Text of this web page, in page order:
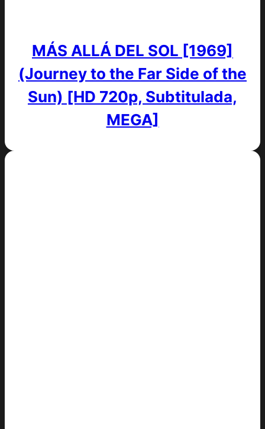
MÁS ALLÁ DEL SOL [1969]
(Journey to the Far Side of the
Sun) [HD 720p, Subtitulada,
MEGA]